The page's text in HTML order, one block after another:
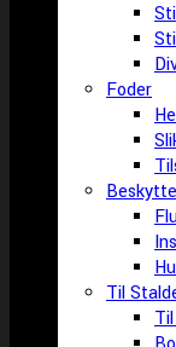
Foder
Til